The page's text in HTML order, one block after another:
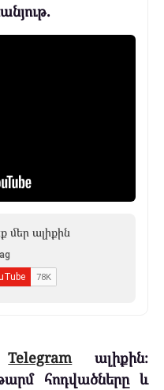
մեր ալիքին
Telegramալիքին։
հոդվածները և